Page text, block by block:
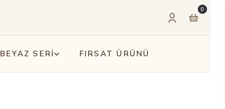
0
BEYAZ SERİ FIRSAT ÜRÜNÜ